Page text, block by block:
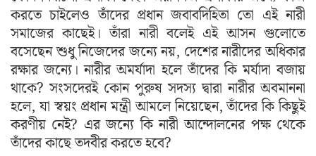
করতে চাইলেও তাঁদের প্রধান জবাবদিহিতা তো এই নারী
সমাজের কাছেই। তাঁরা নারী বলেই এই আসন গুলোতে
বসেছেন শুধু নিজেদের জন্যে নয়, দেশের নারীদের অধিকার
রক্ষার জন্যে। নারীর অমর্যাদা হলে তাঁদের কি মর্যাদা বজায়
থাকে? সংসদেরই কোন পুরুষ সদস্য দ্বারা নারীর অবমাননা
হলে, যা স্বয়ং প্রধান মন্ত্রী আমলে নিয়েছেন, তাঁদের কি কিছুই
করণীয় নেই? এর জন্যে কি নারী আন্দোলনের পক্ষ থেকে
তাঁদের কাছে তদবীর করতে হবে?